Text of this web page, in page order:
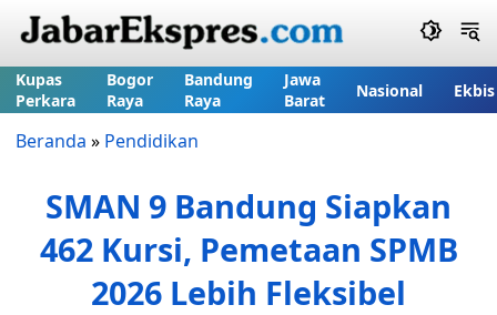
Kupas
Perkara
Bogor
Raya
Bandung
Raya
Jawa
Barat
Nasional Ekbis
Beranda » Pendidikan
SMAN 9 Bandung Siapkan
462 Kursi, Pemetaan SPMB
2026 Lebih Fleksibel